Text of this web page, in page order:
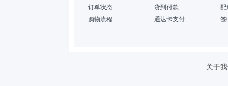
订单状态
购物流程
货到付款
通达卡支付
配
签
关于